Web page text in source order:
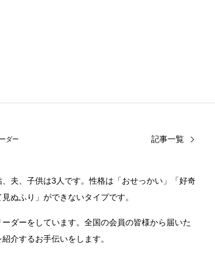
ダー 記事一覧
夫、子供は3人です。性格は「おせっかい」「好奇
ぬふり」ができないタイプです。
ダーをしています。全国の会員の皆様から届いた
介するお手伝いをします。